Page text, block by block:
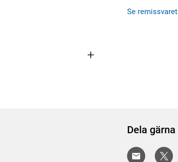
Se remissvaret
Dela gärna